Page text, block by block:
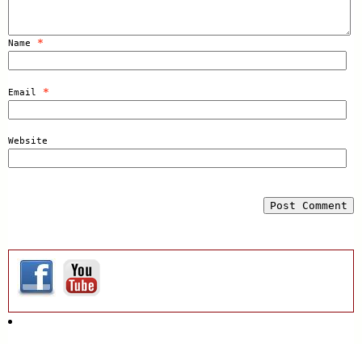
Name *
Email *
Website